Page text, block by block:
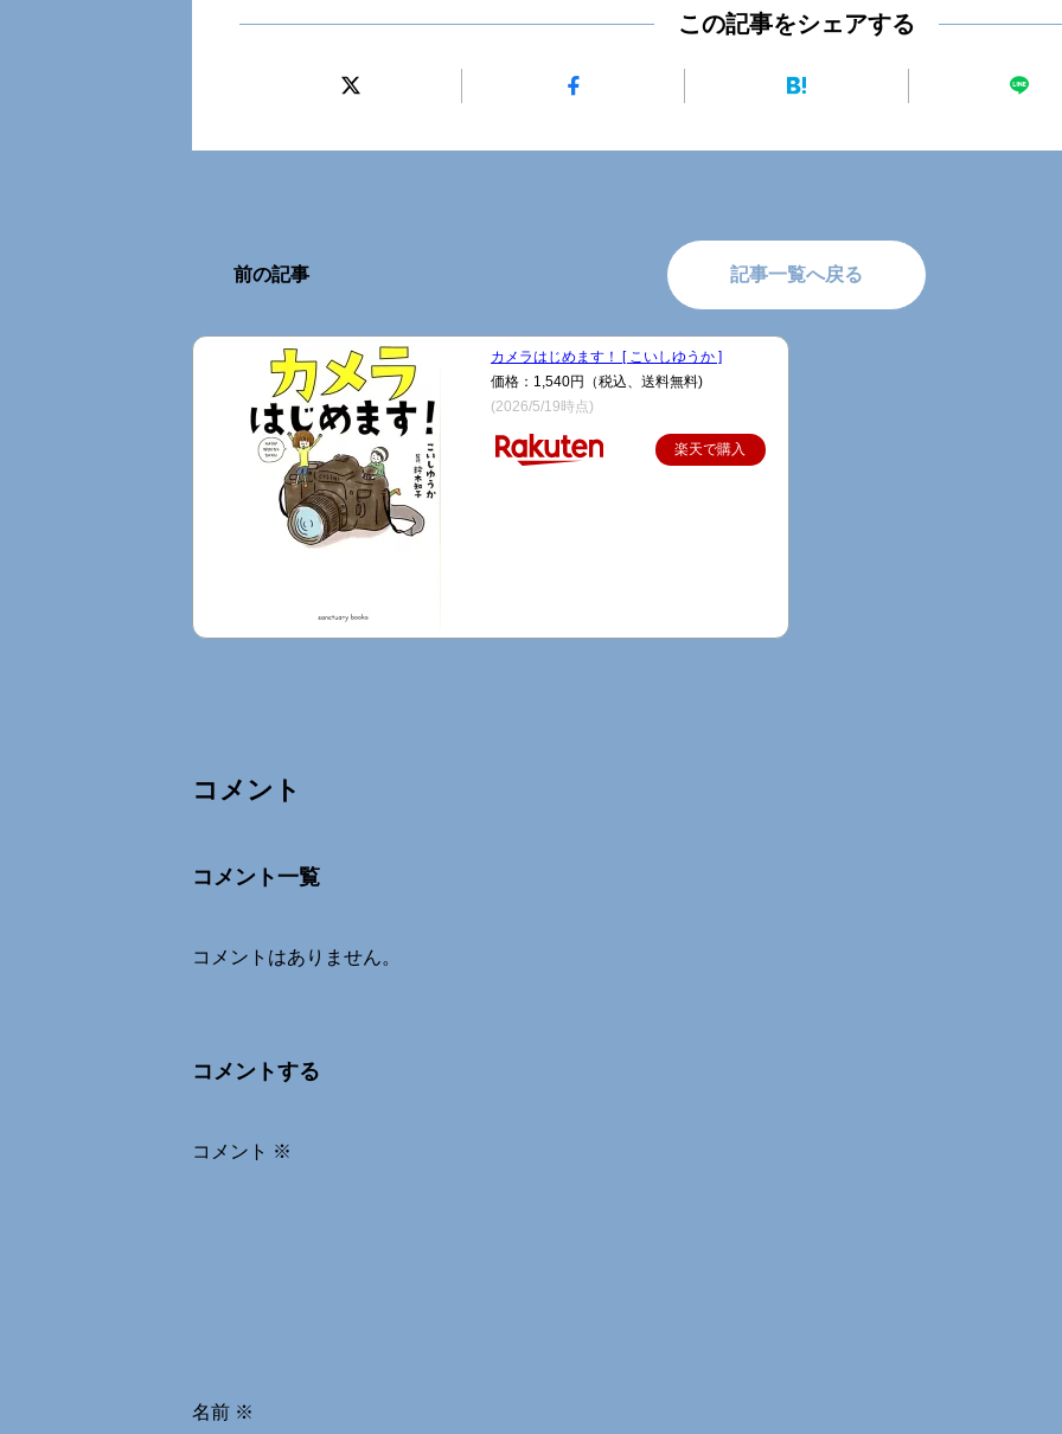
この記事をシェアする
前の記事 記事一覧へ戻る
カメラはじめます！ [ こいしゆうか ]
価格：1,540円（税込、送料無料)
(2026/5/19時点)
楽天で購入
コメント
コメント一覧
コメントはありません。
コメントする
コメント ※
名前 ※